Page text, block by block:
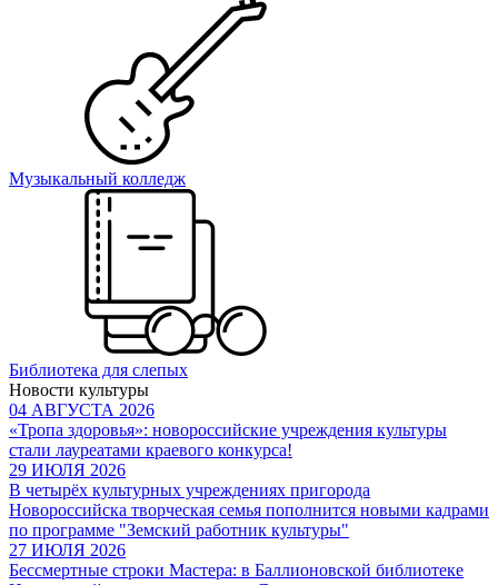
Музыкальный колледж
Библиотека для слепых
Новости культуры
04 АВГУСТА 2026
«Тропа здоровья»: новороссийские учреждения культуры
стали лауреатами краевого конкурса!
29 ИЮЛЯ 2026
В четырёх культурных учреждениях пригорода
Новороссийска творческая семья пополнится новыми кадрами
по программе "Земский работник культуры"
27 ИЮЛЯ 2026
Бессмертные строки Мастера: в Баллионовской библиотеке